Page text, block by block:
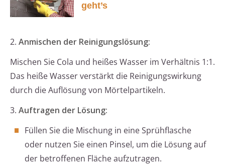
geht’s
2. Anmischen der Reinigungslösung:
Mischen Sie Cola und heißes Wasser im Verhältnis 1:1.
Das heiße Wasser verstärkt die Reinigungswirkung
durch die Auflösung von Mörtelpartikeln.
3. Auftragen der Lösung:
Füllen Sie die Mischung in eine Sprühflasche
oder nutzen Sie einen Pinsel, um die Lösung auf
der betroffenen Fläche aufzutragen.